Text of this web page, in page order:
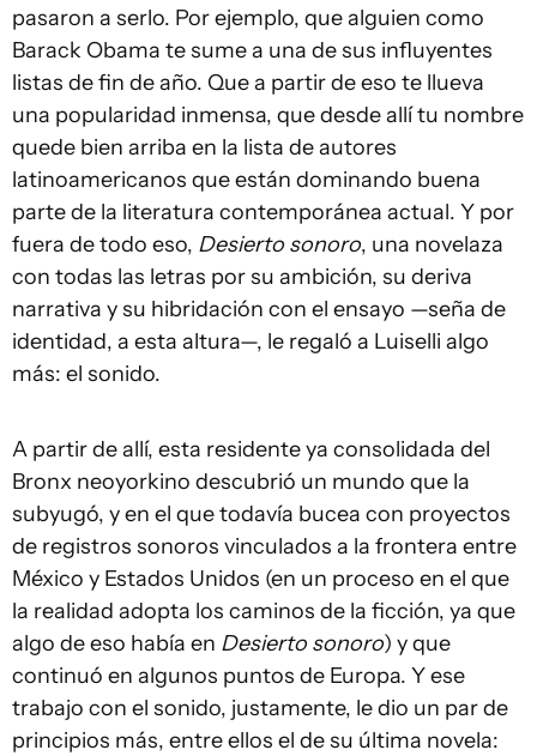
pasaron a serlo. Por ejemplo, que alguien como
Barack Obama te sume a una de sus influyentes
listas de fin de año. Que a partir de eso te llueva
una popularidad inmensa, que desde allí tu nombre
quede bien arriba en la lista de autores
latinoamericanos que están dominando buena
parte de la literatura contemporánea actual. Y por
fuera de todo eso, Desierto sonoro, una novelaza
con todas las letras por su ambición, su deriva
narrativa y su hibridación con el ensayo —seña de
identidad, a esta altura—, le regaló a Luiselli algo
más: el sonido.
A partir de allí, esta residente ya consolidada del
Bronx neoyorkino descubrió un mundo que la
subyugó, y en el que todavía bucea con proyectos
de registros sonoros vinculados a la frontera entre
México y Estados Unidos (en un proceso en el que
la realidad adopta los caminos de la ficción, ya que
algo de eso había en Desierto sonoro) y que
continuó en algunos puntos de Europa. Y ese
trabajo con el sonido, justamente, le dio un par de
principios más, entre ellos el de su última novela: